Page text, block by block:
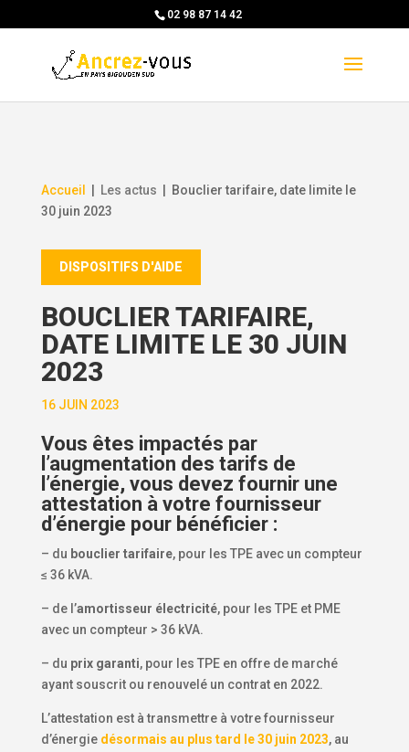
02 98 87 14 42
Accueil Les actus
Bouclier tarifaire, date limite le
30 juin 2023
DISPOSITIFS D'AIDE
BOUCLIER TARIFAIRE,
DATE LIMITE LE 30 JUIN
2023
16 JUIN 2023
Vous êtes impactés par
l’augmentation des tarifs de
l’énergie, vous devez fournir une
attestation à votre fournisseur
d’énergie pour bénéficier :
– du bouclier tarifaire, pour les TPE avec un compteur
≤ 36 kVA.
– de l’amortisseur électricité, pour les TPE et PME
avec un compteur > 36 kVA.
– du prix garanti, pour les TPE en offre de marché
ayant souscrit ou renouvelé un contrat en 2022.
L’attestation est à transmettre à votre fournisseur
d’énergie désormais au plus tard le 30 juin 2023, au